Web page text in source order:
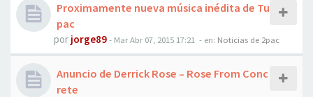
Proximamente nueva música inédita de Tu
pac
por jorge89- Mar Abr 07, 2015 17:21 - en: Noticias de 2pac
Anuncio de Derrick Rose – Rose From Conc
rete